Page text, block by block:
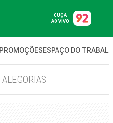
OUÇA
AO VIVO
PROMOÇÕESESPAÇO DO
ALEGORIAS